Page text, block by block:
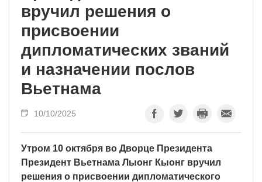
вручил решения о
присвоении
дипломатических званий
и назначении послов
Вьетнама
10/10/2025
Утром 10 октября во Дворце Президента
Президент Вьетнама Лыонг Кыонг вручил
решения о присвоении дипломатического